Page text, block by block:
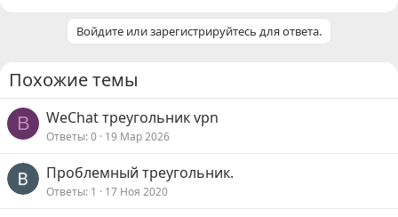
Войдите или зарегистрируйтесь для ответа.
Похожие темы
B WeChat треугольник vpn
Ответы 0 19 Мар 2026
Проблемный треугольник.
Ответы 1 17 Ноя 2020